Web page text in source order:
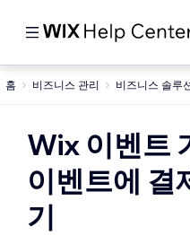
홈 비즈니스 관리 비즈니스 솔루
Wix 이벤트
이벤트에 결
기